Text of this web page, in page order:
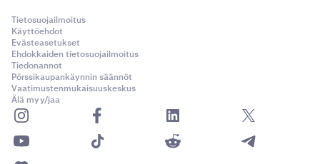
Tietosuojailmoitus
Käyttöehdot
Evästeasetukset
Ehdokkaiden tietosuojailmoitus
Tiedonannot
Pörssikaupankäynnin säännöt
Vaatimustenmukaisuuskeskus
Älä myy/jaa